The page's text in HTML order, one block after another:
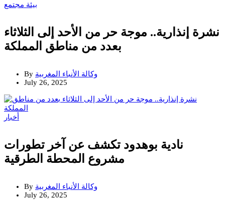
بيئة مجتمع
نشرة إنذارية.. موجة حر من الأحد إلى الثلاثاء
بعدد من مناطق المملكة
By وكالة الأنباء المغربية
July 26, 2025
أخبار
نادية بوهدود تكشف عن آخر تطورات
مشروع المحطة الطرقية
By وكالة الأنباء المغربية
July 26, 2025